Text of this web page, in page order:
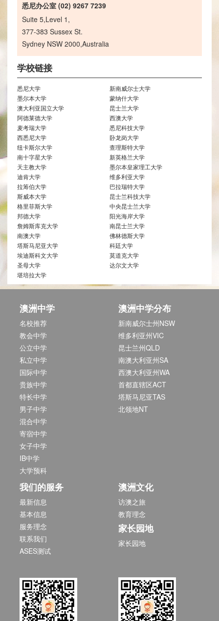
悉尼办公室 (02) 9267 7239
Suite 5,Level 1,
377-383 Sussex St.
Sydney NSW 2000,Australia
学校链接
悉尼大学
新南威尔士大学
墨尔本大学
蒙纳什大学
澳大利亚国立大学
昆士兰大学
阿德莱德大学
西澳大学
麦考瑞大学
悉尼科技大学
西悉尼大学
卧龙岗大学
纽卡斯尔大学
查理斯特大学
南十字星大学
新英格兰大学
天主教大学
墨尔本皇家理工大学
迪肯大学
维多利亚大学
拉筹伯大学
巴拉瑞特大学
斯威本大学
昆士兰科技大学
格里菲斯大学
中央昆士兰大学
邦德大学
阳光海岸大学
詹姆斯库克大学
南昆士兰大学
南澳大学
佛林德斯大学
塔斯马尼亚大学
科廷大学
埃迪斯科文大学
莫道克大学
圣母大学
达尔文大学
堪培拉大学
澳洲中学
名校推荐
教会中学
公立中学
私立中学
国际中学
贵族中学
特长中学
男子中学
混合中学
寄宿中学
女子中学
IB中学
大学预科
澳洲中学分布
新南威尔士州NSW
维多利亚州VIC
昆士兰州QLD
南澳大利亚州SA
西澳大利亚州WA
首都直辖区ACT
塔斯马尼亚TAS
北领地NT
我们的服务
最新信息
基本信息
服务理念
联系我们
ASES测试
澳洲文化
访澳之旅
教育理念
家长园地
家长园地